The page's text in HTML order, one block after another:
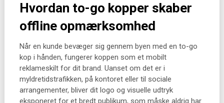
Hvordan to-go kopper skaber
offline opmærksomhed
Når en kunde bevæger sig gennem byen med en to-go
kop i hånden, fungerer koppen som et mobilt
reklameskilt for dit brand. Uanset om det er i
myldretidstrafikken, på kontoret eller til sociale
arrangementer, bliver dit logo og visuelle udtryk
eksponeret for et bredt publikum, som måske aldrig har